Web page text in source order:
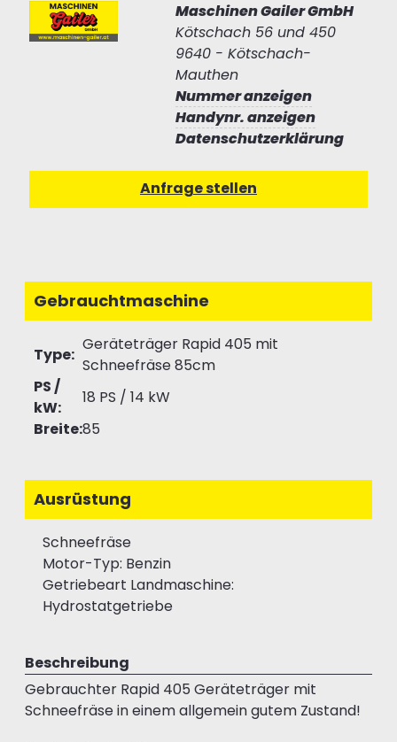
Maschinen Gailer GmbH
Kötschach 56 und 450
9640 - Kötschach-
Mauthen
Nummer anzeigen
Handynr. anzeigen
Datenschutzerklärung
Gebrauchtmaschine
Type:
Geräteträger Rapid 405 mit
Schneefräse 85cm
PS /
kW:
18 PS / 14 kW
Breite:85
Ausrüstung
Schneefräse
Motor-Typ: Benzin
Getriebeart Landmaschine:
Hydrostatgetriebe
Beschreibung
Gebrauchter Rapid 405 Geräteträger mit
Schneefräse in einem allgemein gutem Zustand!